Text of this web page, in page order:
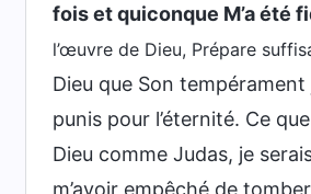
fois et quiconque M’a été
l’œuvre de Dieu, Prépare
Dieu que Son
punis pour l’éternité. Ce
Dieu comme Judas, je
m’avoir empêché de